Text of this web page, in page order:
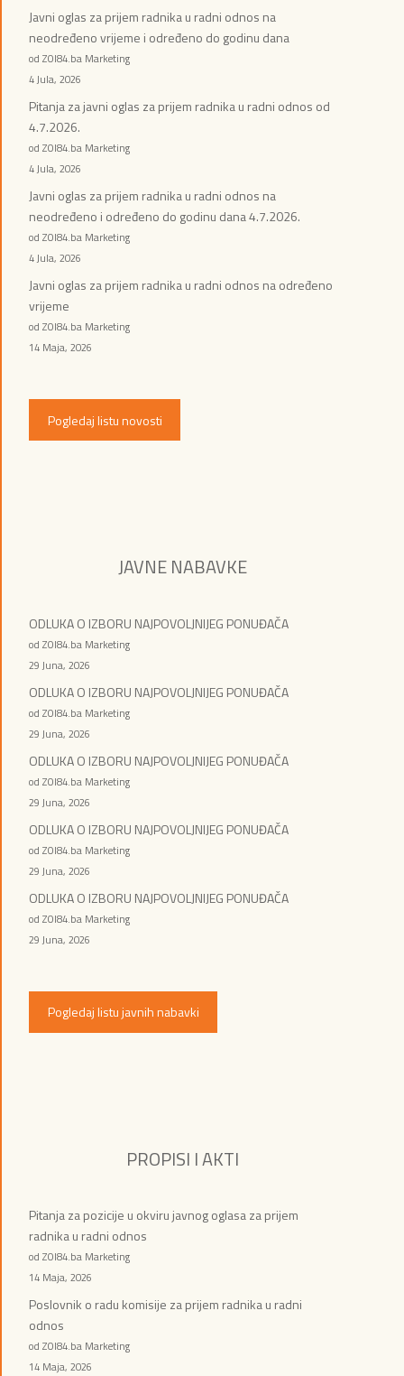
Javni oglas za prijem radnika u radni odnos na
neodređeno vrijeme i određeno do godinu dana
od ZOI84.ba Marketing
4 Jula, 2026
Pitanja za javni oglas za prijem radnika u radni odnos od
4.7.2026.
od ZOI84.ba Marketing
4 Jula, 2026
Javni oglas za prijem radnika u radni odnos na
neodređeno i određeno do godinu dana 4.7.2026.
od ZOI84.ba Marketing
4 Jula, 2026
Javni oglas za prijem radnika u radni odnos na određeno
vrijeme
od ZOI84.ba Marketing
14 Maja, 2026
Pogledaj listu novosti
JAVNE NABAVKE
ODLUKA O IZBORU NAJPOVOLJNIJEG PONUĐAČA
od ZOI84.ba Marketing
29 Juna, 2026
ODLUKA O IZBORU NAJPOVOLJNIJEG PONUĐAČA
od ZOI84.ba Marketing
29 Juna, 2026
ODLUKA O IZBORU NAJPOVOLJNIJEG PONUĐAČA
od ZOI84.ba Marketing
29 Juna, 2026
ODLUKA O IZBORU NAJPOVOLJNIJEG PONUĐAČA
od ZOI84.ba Marketing
29 Juna, 2026
ODLUKA O IZBORU NAJPOVOLJNIJEG PONUĐAČA
od ZOI84.ba Marketing
29 Juna, 2026
Pogledaj listu javnih nabavki
PROPISI I AKTI
Pitanja za pozicije u okviru javnog oglasa za prijem
radnika u radni odnos
od ZOI84.ba Marketing
14 Maja, 2026
Poslovnik o radu komisije za prijem radnika u radni
odnos
od ZOI84.ba Marketing
14 Maja, 2026